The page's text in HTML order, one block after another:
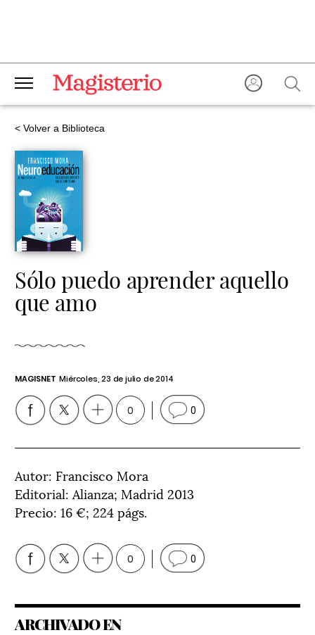
< Volver a Biblioteca
Sólo puedo aprender aquello
que amo
MAGISNET Miércoles, 23 de julio de 2014
0 0
Autor: Francisco Mora
Editorial: Alianza; Madrid 2013
Precio: 16 €; 224 págs.
0 0
ARCHIVADO EN